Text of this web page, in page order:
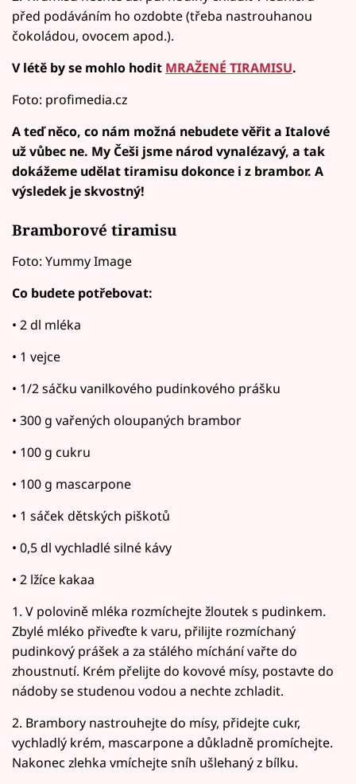
před podáváním ho ozdobte (třeba nastrouhanou
čokoládou, ovocem apod.).
V létě by se mohlo hodit MRAŽENÉ TIRAMISU.
Foto: profimedia.cz
A teď něco, co nám možná nebudete věřit a Italové
už vůbec ne. My Češi jsme národ vynalézavý, a tak
dokážeme udělat tiramisu dokonce i z brambor. A
výsledek je skvostný!
Bramborové tiramisu
Foto: Yummy Image
Co budete potřebovat:
• 2 dl mléka
• 1 vejce
• 1/2 sáčku vanilkového pudinkového prášku
• 300 g vařených oloupaných brambor
• 100 g cukru
• 100 g mascarpone
• 1 sáček dětských piškotů
• 0,5 dl vychladlé silné kávy
• 2 lžíce kakaa
1. V polovině mléka rozmíchejte žloutek s pudinkem.
Zbylé mléko přiveďte k varu, přilijte rozmíchaný
pudinkový prášek a za stálého míchání vařte do
zhoustnutí. Krém přelijte do kovové mísy, postavte do
nádoby se studenou vodou a nechte zchladit.
2. Brambory nastrouhejte do mísy, přidejte cukr,
vychladlý krém, mascarpone a důkladně promíchejte.
Nakonec zlehka vmíchejte sníh ušlehaný z bílku.